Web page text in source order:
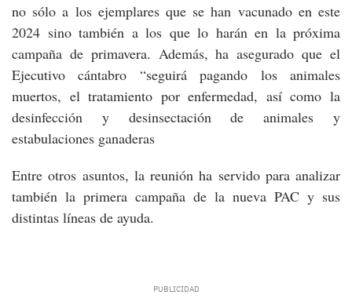
no sólo a los ejemplares que se han vacunado en este
2024 sino también a los que lo harán en la próxima
campaña de primavera. Además, ha asegurado que el
Ejecutivo cántabro “seguirá pagando los animales
muertos, el tratamiento por enfermedad, así como la
desinfección y desinsectación de animales y
estabulaciones ganaderas
Entre otros asuntos, la reunión ha servido para analizar
también la primera campaña de la nueva PAC y sus
distintas líneas de ayuda.